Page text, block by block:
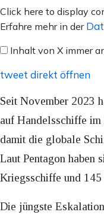
Inhalt
von
anzeigen
Click here to display
Erfahre mehr in der
Inhalt von X immer
tweet direkt öffnen
Seit November 2023
auf Handelsschiffe im
damit die globale
Laut Pentagon haben
Kriegsschiffe und
Die jüngste